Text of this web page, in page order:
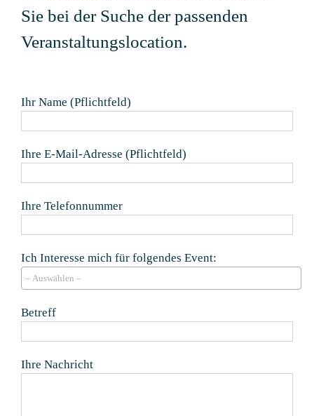
Sie bei der Suche der passenden
Veranstaltungslocation.
Ihr Name (Pflichtfeld)
Ihre E-Mail-Adresse (Pflichtfeld)
Ihre Telefonnummer
Ich Interesse mich für folgendes Event:
Betreff
Ihre Nachricht